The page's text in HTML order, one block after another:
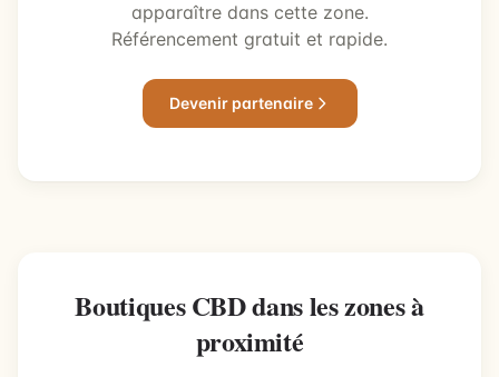
apparaître dans cette zone.
Référencement gratuit et rapide.
Devenir partenaire
Boutiques CBD dans les zones à
proximité